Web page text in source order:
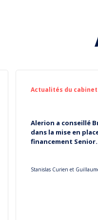
Alerion a conseillé
dans la mise en
financement
Stanislas Curien et
Actualités du cabinet